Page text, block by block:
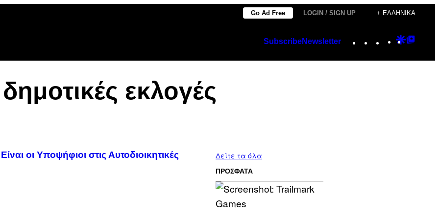
Go Ad Free LOGIN / SIGN UP + ΕΛΛΗΝΙΚΆ
SubscribeNewsletter Instagram
TikTok
YouTube
Google
δημοτικές εκλογές
οι Υποψήφιοι στις Αυτοδιοικητικές
Δείτε τα όλα
ΠΡΟΣΦΑΤΑ